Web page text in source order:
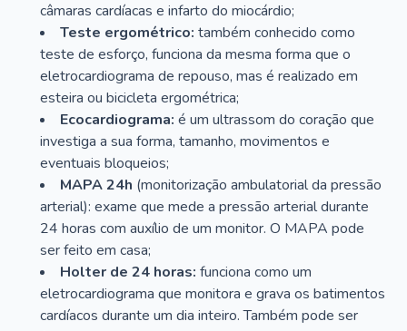
câmaras cardíacas e infarto do miocárdio;
Teste ergométrico: também conhecido como
teste de esforço, funciona da mesma forma que o
eletrocardiograma de repouso, mas é realizado em
esteira ou bicicleta ergométrica;
Ecocardiograma: é um ultrassom do coração que
investiga a sua forma, tamanho, movimentos e
eventuais bloqueios;
MAPA 24h (monitorização ambulatorial da pressão
arterial): exame que mede a pressão arterial durante
24 horas com auxílio de um monitor. O MAPA pode
ser feito em casa;
Holter de 24 horas: funciona como um
eletrocardiograma que monitora e grava os batimentos
cardíacos durante um dia inteiro. Também pode ser